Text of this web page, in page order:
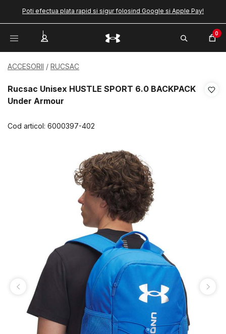
Poti efectua plata rapid si sigur folosind Google si Apple Pay!
0
ACCESORII RUCSAC
Rucsac Unisex HUSTLE SPORT 6.0 BACKPACK
Under Armour
Cod articol: 6000397-402